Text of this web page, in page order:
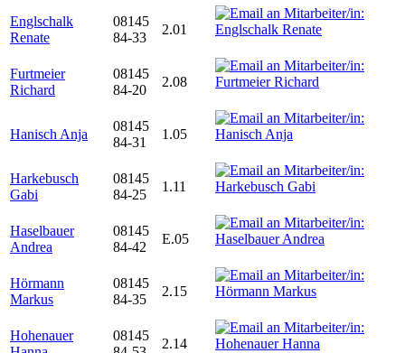
Englschalk
Renate
08145
84-33
2.01
Furtmeier
Richard
08145
84-20
2.08
Hanisch Anja
08145
84-31
1.05
Harkebusch
Gabi
08145
84-25
1.11
Haselbauer
Andrea
08145
84-42
E.05
Hörmann
Markus
08145
84-35
2.15
Hohenauer
08145
2.14